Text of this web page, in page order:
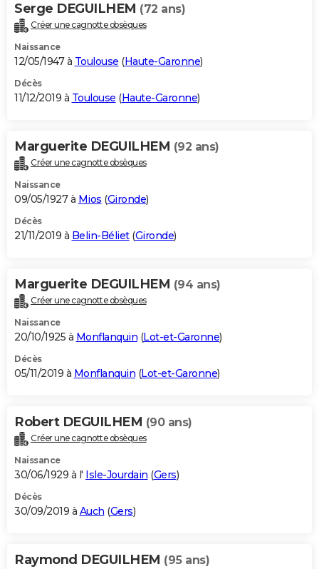
Serge DEGUILHEM (72 ans)
Créer une cagnotte obsèques
Naissance
12/05/1947 à Toulouse (Haute-Garonne)
Décès
11/12/2019 à Toulouse (Haute-Garonne)
Marguerite DEGUILHEM (92 ans)
Créer une cagnotte obsèques
Naissance
09/05/1927 à Mios (Gironde)
Décès
21/11/2019 à Belin-Béliet(Gironde)
Marguerite DEGUILHEM (94 ans)
Créer une cagnotte obsèques
Naissance
20/10/1925 à Monflanquin (Lot-et-Garonne)
Décès
05/11/2019 à Monflanquin (Lot-et-Garonne)
Robert DEGUILHEM (90 ans)
Créer une cagnotte obsèques
Naissance
30/06/1929 à l' Isle-Jourdain (Gers)
Décès
30/09/2019 à Auch (Gers)
Raymond DEGUILHEM (95 ans)